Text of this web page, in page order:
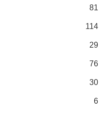
81
114
29
76
30
6